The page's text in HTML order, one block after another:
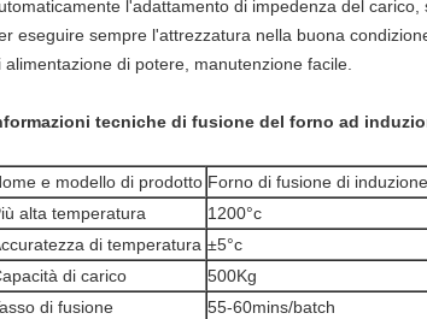
l'adattamento di impedenza del
eseguire sempre l'attrezzatura nella buona
alimentazione di potere, manutenzione facile.
tecniche di fusione del forno ad
e modello di prodotto Forno di fusione di
alta temperatura
1200°c
di temperatura ±5°c
di carico
500Kg
di fusione
55-60mins/batch